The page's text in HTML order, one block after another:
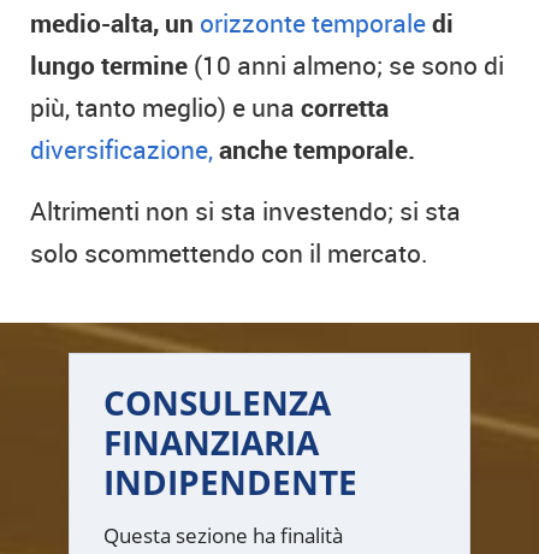
medio-alta, un orizzonte temporaledi
lungo termine (10 anni almeno; se sono di
più, tanto meglio) e una corretta
diversificazione,anche temporale.
Altrimenti non si sta investendo; si sta
solo scommettendo con il mercato.
CONSULENZA
FINANZIARIA
INDIPENDENTE
Questa sezione ha finalità